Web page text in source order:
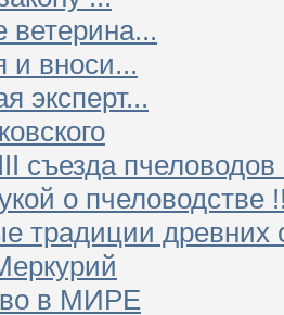
и вноси...
эксперт...
съезда
о пчеловодстве
традиции древних
в МИРЕ